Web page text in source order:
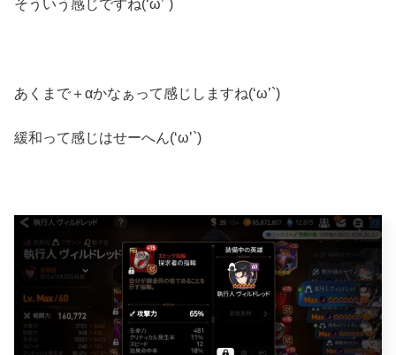
そういう感じですね(‘ω’`)
あくまで＋αかなぁって感じしますね(‘ω’`)
緩和って感じはせーへん(‘ω’`)